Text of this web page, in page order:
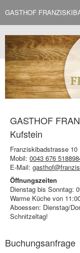
GASTHOF
GASTHOF
Kufstein
Franziskibadstrasse 10
Mobil: 0043 676
E-Mail:
Öffnungszeiten
Dienstag bis Sonntag:
Warme Küche von
Aboessen: Dienstag/
Schnitzeltag!
Buchungsanfrage